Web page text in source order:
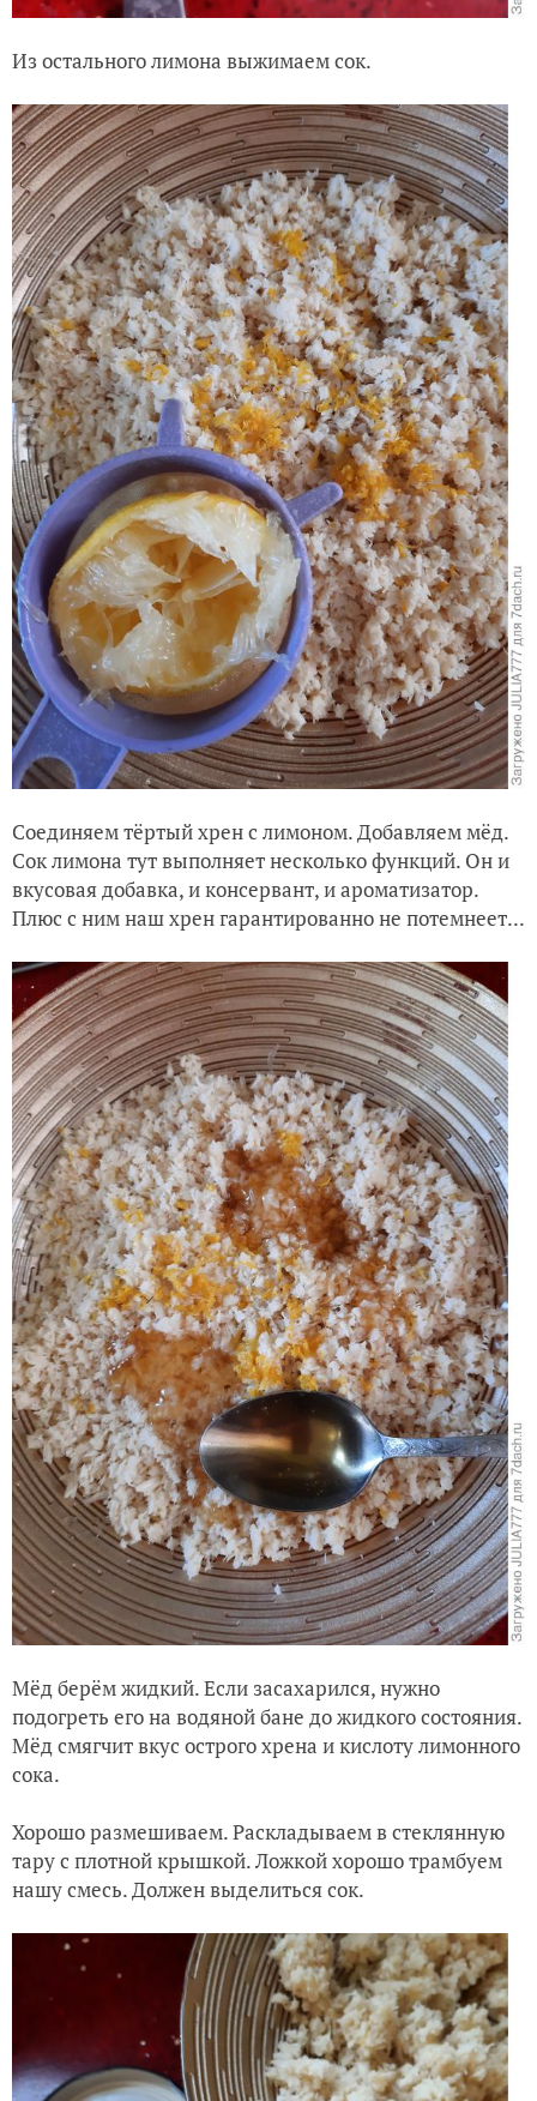
Из остального лимона выжимаем сок.
Соединяем тёртый хрен с лимоном. Добавляем мёд.
Сок лимона тут выполняет несколько функций. Он и
вкусовая добавка, и консервант, и ароматизатор.
Плюс с ним наш хрен гарантированно не потемнеет...
Мёд берём жидкий. Если засахарился, нужно
подогреть его на водяной бане до жидкого состояния.
Мёд смягчит вкус острого хрена и кислоту лимонного
сока.
Хорошо размешиваем. Раскладываем в стеклянную
тару с плотной крышкой. Ложкой хорошо трамбуем
нашу смесь. Должен выделиться сок.